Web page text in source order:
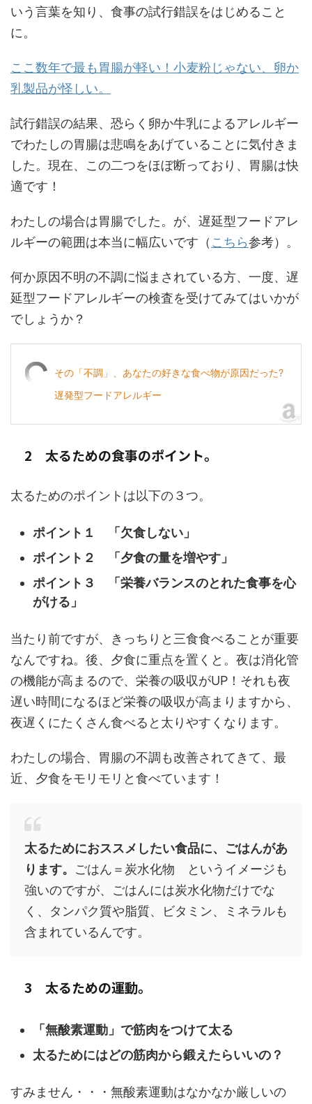
いう言葉を知り、食事の試行錯誤をはじめること
に。
ここ数年で最も胃腸が軽い！小麦粉じゃない、卵か
乳製品が怪しい。
試行錯誤の結果、恐らく卵か牛乳によるアレルギー
でわたしの胃腸は悲鳴をあげていることに気付きま
した。現在、この二つをほぼ断っており、胃腸は快
適です！
わたしの場合は胃腸でした。が、遅延型フードアレ
ルギーの範囲は本当に幅広いです（ こちら参考）。
何か原因不明の不調に悩まされている方、一度、遅
延型フードアレルギーの検査を受けてみてはいかが
でしょうか？
その「不調」、あなたの好きな食べ物が原因だった?
遅発型フードアレルギー
2 太るための食事のポイント。
太るためのポイントは以下の３つ。
ポイント１ 「欠食しない」
ポイント２ 「夕食の量を増やす」
ポイント３ 「栄養バランスのとれた食事を心
がける」
当たり前ですが、きっちりと三食食べることが重要
なんですね。後、夕食に重点を置くと。夜は消化管
の機能が高まるので、栄養の吸収がUP！それも夜
遅い時間になるほど栄養の吸収が高まりますから、
夜遅くにたくさん食べると太りやすくなります。
わたしの場合、胃腸の不調も改善されてきて、最
近、夕食をモリモリと食べています！
太るためにおススメしたい食品に、ごはんがあ
ります。 ごはん＝炭水化物 というイメージも
強いのですが、ごはんには炭水化物だけでな
く、タンパク質や脂質、ビタミン、ミネラルも
含まれているんです。
3 太るための運動。
「無酸素運動」で筋肉をつけて太る
太るためにはどの筋肉から鍛えたらいいの？
すみません・・・無酸素運動はなかなか厳しいの